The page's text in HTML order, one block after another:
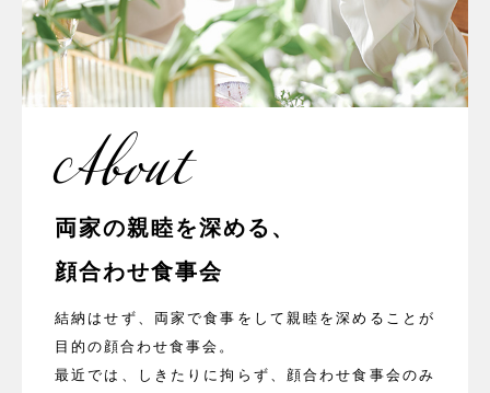
About
両家の親睦を深める、
顔合わせ食事会
結納はせず、両家で食事をして親睦を深めることが
目的の顔合わせ食事会。
最近では、しきたりに拘らず、顔合わせ食事会のみ